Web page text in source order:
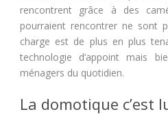
rencontrent grâce à des
pourraient rencontrer ne sont
charge est de plus en plus
technologie d’appoint mais
ménagers du quotidien.
La domotique c’est